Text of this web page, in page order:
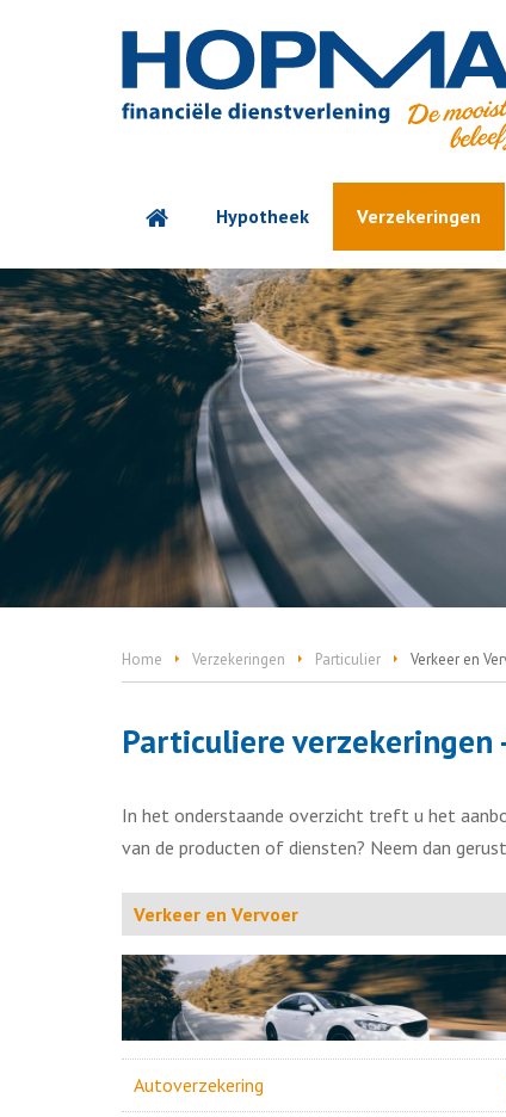
Hypotheek Verzekeringen
Home Verzekeringen Particulier Verkeer en
Particuliere verzekeringen
In het onderstaande overzicht treft u het
van de producten of diensten? Neem dan
Verkeer en Vervoer
Autoverzekering